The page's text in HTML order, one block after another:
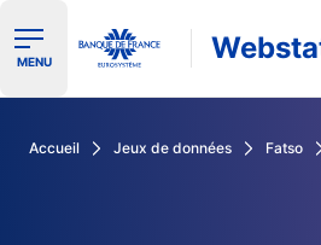
Ouvrir le menu de navigation
MENU
Accueil Jeux de données Fatso